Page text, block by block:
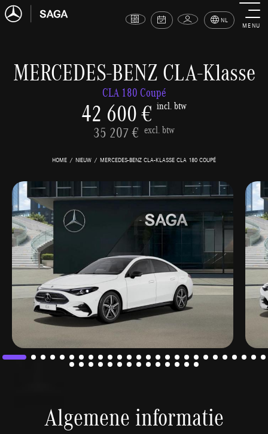
NL
MENU
MERCEDES-BENZ CLA-Klasse
CLA 180 Coupé
42 600 € incl. btw
35 207 € excl. btw
HOME NIEUW MERCEDES-BENZ CLA-KLASSE CLA 180 COUPÉ
Algemene informatie